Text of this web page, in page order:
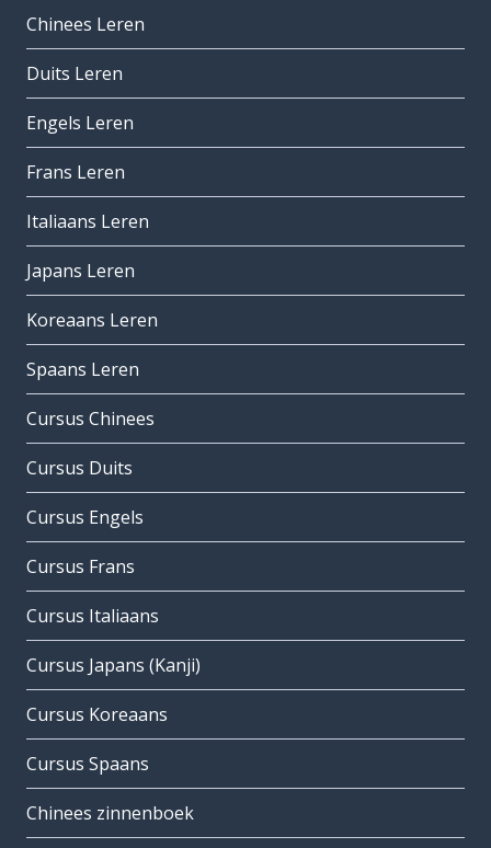
Chinees Leren
Duits Leren
Engels Leren
Frans Leren
Italiaans Leren
Japans Leren
Koreaans Leren
Spaans Leren
Cursus Chinees
Cursus Duits
Cursus Engels
Cursus Frans
Cursus Italiaans
Cursus Japans (Kanji)
Cursus Koreaans
Cursus Spaans
Chinees zinnenboek